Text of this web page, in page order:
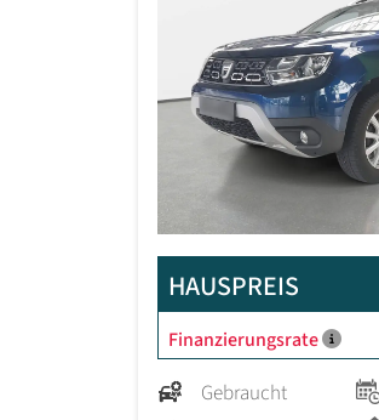
HAUSPREIS
Finanzierungsrate
Gebraucht